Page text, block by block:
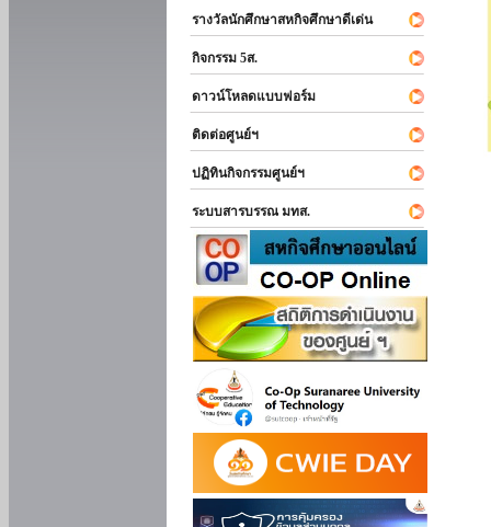
รางวัลนักศึกษาสหกิจศึกษาดีเด่น
กิจกรรม 5ส.
ดาวน์โหลดแบบฟอร์ม
ติดต่อศูนย์ฯ
ปฏิทินกิจกรรมศูนย์ฯ
ระบบสารบรรณ มทส.